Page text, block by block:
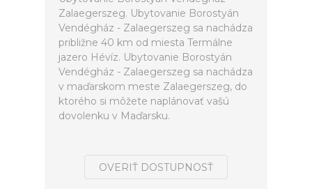
Zalaegerszeg. Ubytovanie Borostyán
Vendégház - Zalaegerszeg sa nachádza
približne 40 km od miesta Termálne
jazero Hévíz. Ubytovanie Borostyán
Vendégház - Zalaegerszeg sa nachádza
v maďarskom meste Zalaegerszeg, do
ktorého si môžete naplánovať vašú
dovolenku v Maďarsku.
OVERIŤ DOSTUPNOSŤ